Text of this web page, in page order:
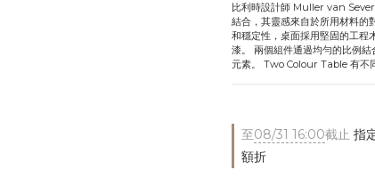
比利時設計師 Muller van
結合，其靈感來自於所用材料的
和穩定性，桌面採用堅固的工
漆。 兩個組件通過均勻的比例
元素。 Two Colour Table 有不
至08/31 16:00截止 指
額折